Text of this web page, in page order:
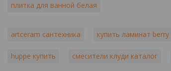
плитка для ванной белая
artceram сантехника купить ламинат
huppe купить смесители клуди каталог